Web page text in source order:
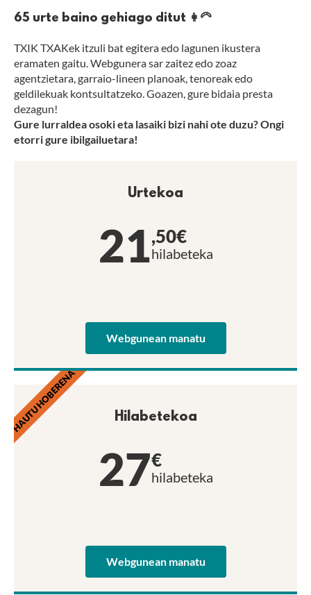
65 urte baino gehiago ditut 👩‍🦳
TXIK TXAKek itzuli bat egitera edo lagunen ikustera
eramaten gaitu. Webgunera sar zaitez edo zoaz
agentzietara, garraio-lineen planoak, tenoreak edo
geldilekuak kontsultatzeko. Goazen, gure bidaia presta
dezagun!
Gure lurraldea osoki eta lasaiki bizi nahi ote duzu? Ongi
etorri gure ibilgailuetara!
Urtekoa
21,50€
hilabeteka
Webgunean manatu
HAUTU HOBERENA Hilabetekoa
27€
hilabeteka
Webgunean manatu